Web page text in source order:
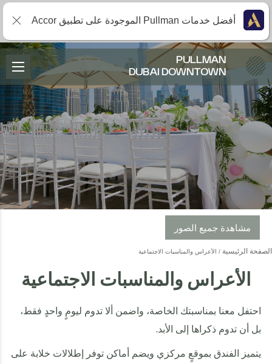
مشاهدة جميع الصور
الصفحة الرئيسية الأعراس والمناسبات الاجتماعية
الأعراس والمناسبات الاجتماعية
احتفل معنا بمناسبتك الخاصة، واضمن ألا تدوم ليومٍ واحدٍ فقط،
بل أن تدوم ذكراها إلى الأبد.
يتميز الفندق بموقعٍ مركزي ويضم أماكن توفر إطلالات خلابة على
PULLMAN
DUBAI DOWNTOWN
أفضل خدمات Pullman الموجودة على تطبيق Accor